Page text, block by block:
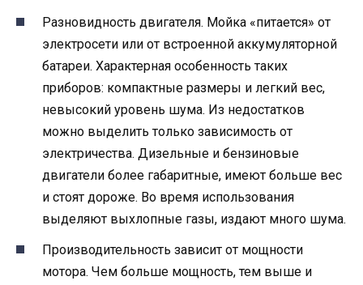
Разновидность двигателя. Мойка «питается» от
электросети или от встроенной аккумуляторной
батареи. Характерная особенность таких
приборов: компактные размеры и легкий вес,
невысокий уровень шума. Из недостатков
можно выделить только зависимость от
электричества. Дизельные и бензиновые
двигатели более габаритные, имеют больше вес
и стоят дороже. Во время использования
выделяют выхлопные газы, издают много шума.
Производительность зависит от мощности
мотора. Чем больше мощность, тем выше и